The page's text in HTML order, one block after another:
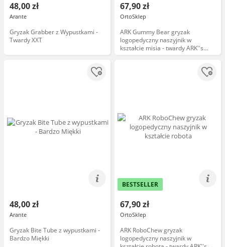
48,00 zł
Arante
Gryzak Grabber z Wypustkami -
Twardy XXT
67,90 zł
OrtoSklep
ARK Gummy Bear gryzak
logopedyczny naszyjnik w
kształcie misia - twardy ARK''s
Gummy Bear Chew Necklace
48,00 zł
Arante
Gryzak Bite Tube z wypustkami -
Bardzo Miękki
BESTSELLER
67,90 zł
OrtoSklep
ARK RoboChew gryzak
logopedyczny naszyjnik w